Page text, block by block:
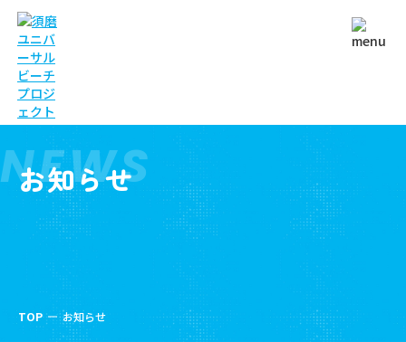
お知らせ
NEWS
TOP お知らせ